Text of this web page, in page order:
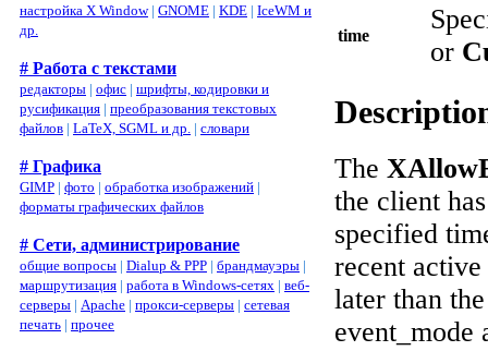
настройка X Window| GNOME | KDE | IceWM и
др.
# Работа с текстами
редакторы | офис | шрифты, кодировки и
русификация | преобразования текстовых
файлов | LaTeX, SGML и др. | словари
# Графика
GIMP | фото | обработка изображений |
форматы графических файлов
# Сети, администрирование
общие вопросы | Dialup & PPP | брандмауэры |
маршрутизация | работа в Windows-сетях | веб-
серверы | Apache | прокси-серверы | сетевая
печать | прочее
time
or
The
the client
specified
recent
later than
event_mode